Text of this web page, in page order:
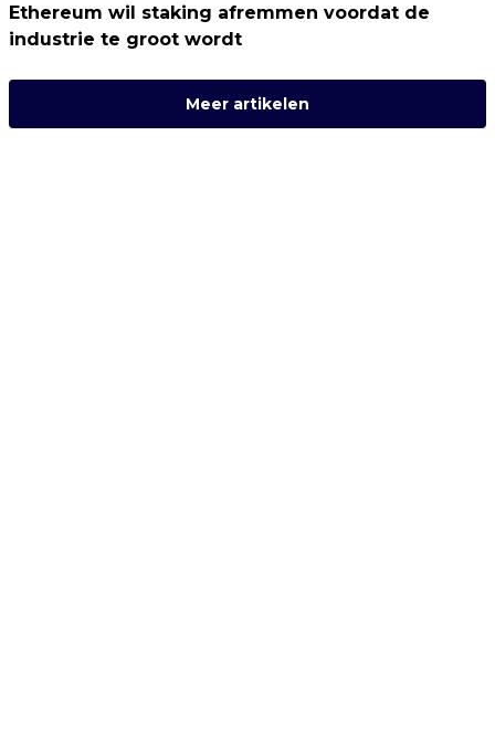
Ethereum wil staking afremmen voordat de
industrie te groot wordt
Meer artikelen